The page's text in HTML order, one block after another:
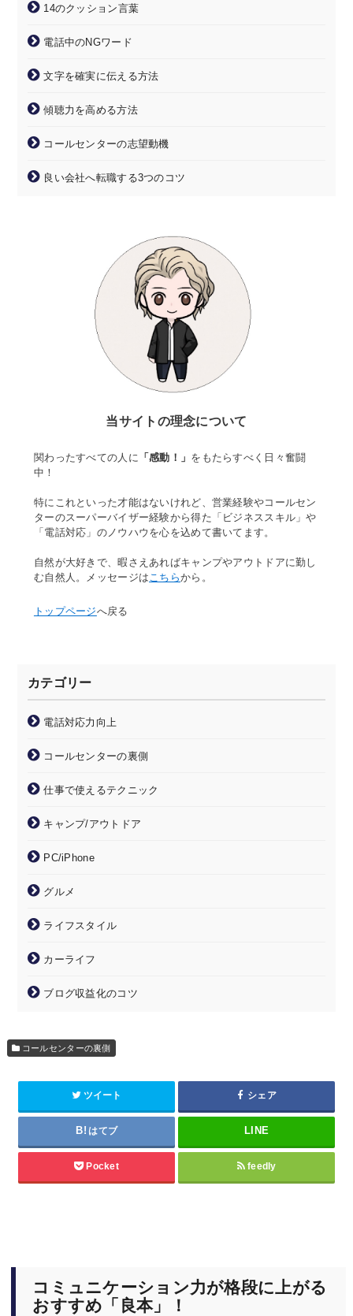
14のクッション言葉
電話中のNGワード
文字を確実に伝える方法
傾聴力を高める方法
コールセンターの志望動機
良い会社へ転職する3つのコツ
当サイトの理念について
関わったすべての人に 「感動！」 をもたらすべく日々奮闘
中！
特にこれといった才能はないけれど、営業経験やコールセン
ターのスーパーバイザー経験から得た「ビジネススキル」や
「電話対応」のノウハウを心を込めて書いてます。
自然が大好きで、暇さえあればキャンプやアウトドアに勤し
む自然人。メッセージは こちらから。
トップページへ戻る
カテゴリー
電話対応力向上
コールセンターの裏側
仕事で使えるテクニック
キャンプ/アウトドア
PC/iPhone
グルメ
ライフスタイル
カーライフ
ブログ収益化のコツ
コールセンターの裏側
ツイート シェア
はてブ
Pocket feedly
コミュニケーション力が格段に上がる
おすすめ「良本」！